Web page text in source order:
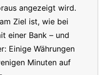
angezeigt wird.
Ziel ist, wie bei
einer Bank – und
Einige Währungen
Minuten auf